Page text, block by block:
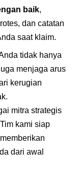
baik,
dan catatan
saat klaim.
tidak hanya
menjaga arus
kerugian
mitra strategis
kami siap
dari awal